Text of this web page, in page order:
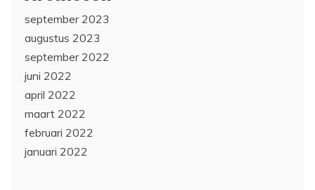
september 2023
augustus 2023
september 2022
juni 2022
april 2022
maart 2022
februari 2022
januari 2022